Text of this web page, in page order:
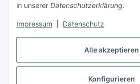
Alle akzeptieren
Konfigurieren
in unserer Datenschutzerklärung.
Impressum Datenschutz
Vertrag widerrufen